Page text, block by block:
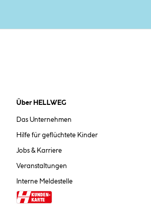
Über HELLWEG
Das Unternehmen
Hilfe für geflüchtete Kinder
Jobs & Karriere
Veranstaltungen
Interne Meldestelle